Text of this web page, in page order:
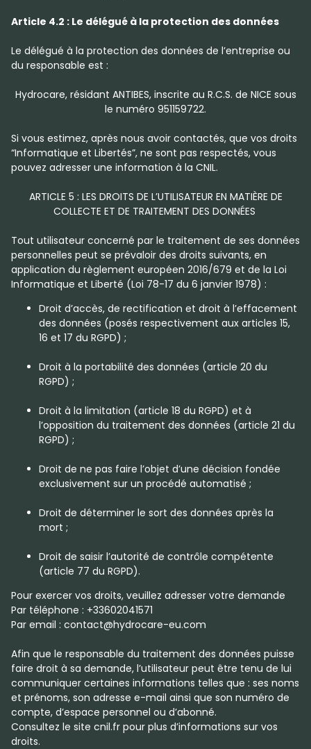
Article 4.2 : Le délégué à la protection des données
Le délégué à la protection des données de l’entreprise ou
du responsable est :
Hydrocare, résidant ANTIBES, inscrite au R.C.S. de NICE sous
le numéro 951159722.
Si vous estimez, après nous avoir contactés, que vos droits
“Informatique et Libertés”, ne sont pas respectés, vous
pouvez adresser une information à la CNIL.
ARTICLE 5 : LES DROITS DE L’UTILISATEUR EN MATIÈRE DE
COLLECTE ET DE TRAITEMENT DES DONNÉES
Tout utilisateur concerné par le traitement de ses données
personnelles peut se prévaloir des droits suivants, en
application du règlement européen 2016/679 et de la Loi
Informatique et Liberté (Loi 78-17 du 6 janvier 1978) :
Droit d’accès, de rectification et droit à l’effacement
des données (posés respectivement aux articles 15,
16 et 17 du RGPD) ;
Droit à la portabilité des données (article 20 du
RGPD) ;
Droit à la limitation (article 18 du RGPD) et à
l’opposition du traitement des données (article 21 du
RGPD) ;
Droit de ne pas faire l’objet d’une décision fondée
exclusivement sur un procédé automatisé ;
Droit de déterminer le sort des données après la
mort ;
Droit de saisir l’autorité de contrôle compétente
(article 77 du RGPD).
Pour exercer vos droits, veuillez adresser votre demande
Par téléphone : +33602041571
Par email : contact@hydrocare-eu.com
Afin que le responsable du traitement des données puisse
faire droit à sa demande, l’utilisateur peut être tenu de lui
communiquer certaines informations telles que : ses noms
et prénoms, son adresse e-mail ainsi que son numéro de
compte, d’espace personnel ou d’abonné.
Consultez le site cnil.fr pour plus d’informations sur vos
droits.